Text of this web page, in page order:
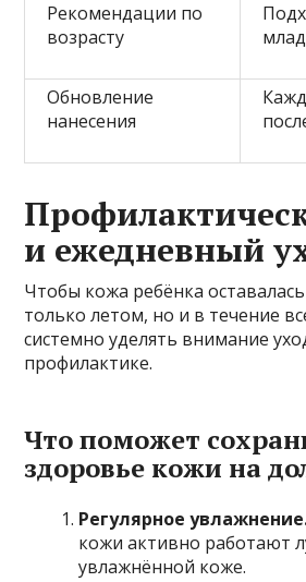
Рекомендации по
возрасту
Обновление
нанесения
и ежедневный
Чтобы кожа ребёнка
только летом, но и в течение
системно уделять внимание
профилактике.
Что поможет
здоровье кожи на
Регулярное
кожи активно работают
увлажнённой коже.